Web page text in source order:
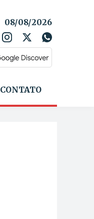
08/08/2026
CONTATO